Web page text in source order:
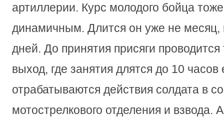
артиллерии. Курс молодого бойца
динамичным. Длится он уже не месяц,
дней. До принятия присяги
выход, где занятия длятся до 10
отрабатываются действия солдата в
мотострелкового отделения и взвода.